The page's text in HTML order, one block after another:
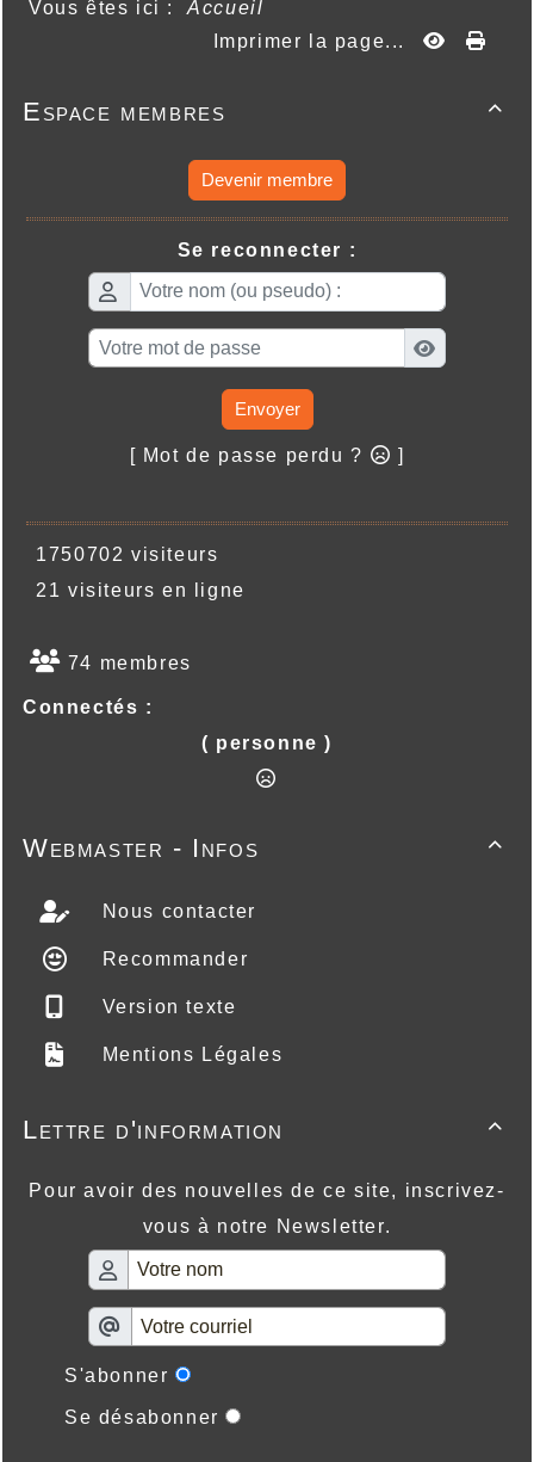
Vous êtes ici :Accueil
Imprimer la page...

Espace membres
Devenir membre
Se reconnecter :
Envoyer
[ Mot de passe perdu ? ]
1750702 visiteurs
21 visiteurs en ligne
74 membres
Connectés :
( personne )

Webmaster - Infos
Nous contacter
Recommander
Version texte
Mentions Légales

Lettre d'information
Pour avoir des nouvelles de ce site, inscrivez-
vous à notre Newsletter.
S'abonner
Se désabonner